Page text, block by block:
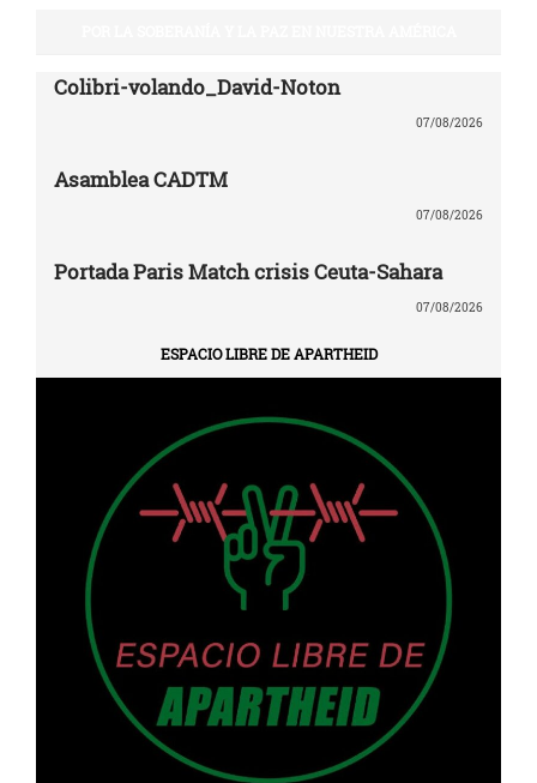
Colibri-volando_David-Noton
07/08/2026
Asamblea CADTM
07/08/2026
Portada Paris Match crisis Ceuta-Sahara
07/08/2026
ESPACIO LIBRE DE APARTHEID